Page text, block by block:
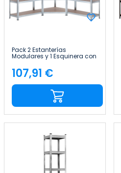
Pack 2 Estanterías
Modulares y 1 Esquinera con
5 baldas 2625kg
136x40x180cm Thinia Home
Precio
107,91 €